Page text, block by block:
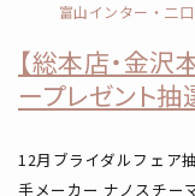
富山インター・二
【総本店・金沢
ープレゼント抽
12月ブライダルフェア
手メーカー ナノスチー